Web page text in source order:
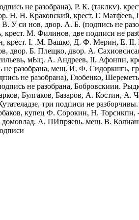
не разобрана), P. К. (таклкѵ).
Н. Н. Краковский, крест. Г.
У си нов, двор. А. Б. (подпись не
М. Филинов, две подписи не
крест. I. .М. Вашко, Д. Ф. Мерин, Е.
двор. Б. Плещко, двор. А.
мЬ:ц. А. Андреев, II. Афонпн,
не разобрана, мещ. И. Ф. Сидоркшгь,
не разобрана), Глобенко,
не разобрана, Бобровскиии.
Булгаков, Базаров, А. Костин,
три подписи не
купец Ф. Сорокин, Н. Торсикпн,
А. ПИпряевь. мещ. В.